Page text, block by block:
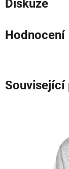
Diskuze
Hodnocení
Související